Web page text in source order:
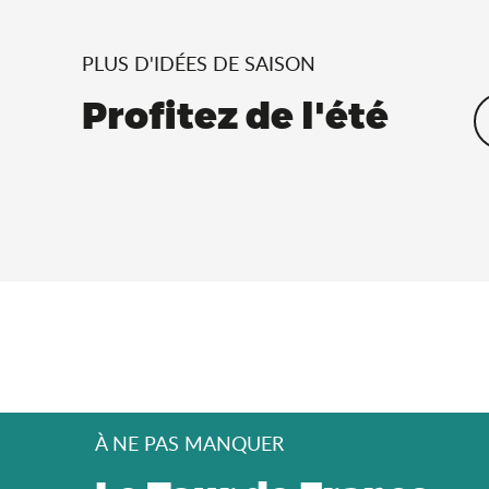
PLUS D'IDÉES DE SAISON
Profitez de l'été
À NE PAS MANQUER